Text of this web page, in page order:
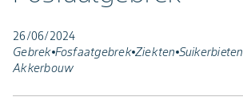
26/06/2024
Gebrek Fosfaatgebrek Ziekten Suikerbieten
Akkerbouw